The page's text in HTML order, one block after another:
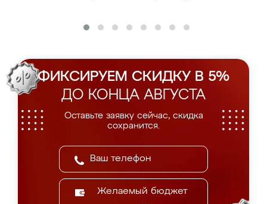
ФИКСИРУЕМ СКИДКУ В 5%
ДО КОНЦА АВГУСТА
Оставьте заявку сейчас, скидка
сохранится.
Желаемый бюджет